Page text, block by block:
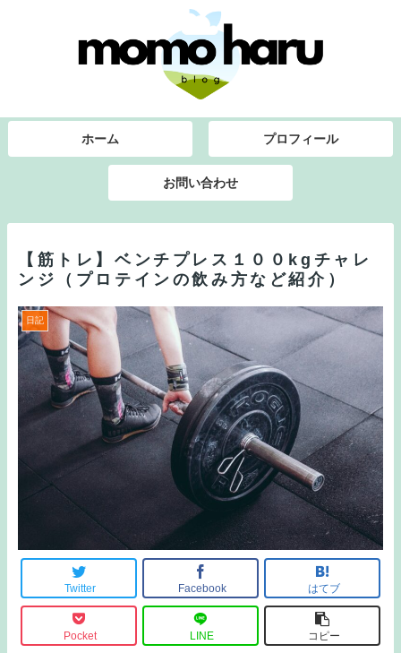
ホーム プロフィール
お問い合わせ
【筋トレ】ベンチプレス１００kgチャレ
ンジ（プロテインの飲み方など紹介）
日記
Twitter Facebook はてブ
Pocket LINE コピー